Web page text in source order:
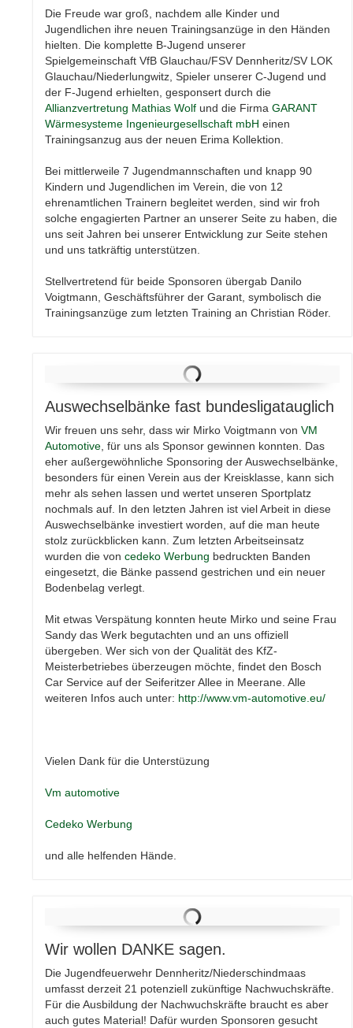
Die Freude war groß, nachdem alle Kinder und
Jugendlichen ihre neuen Trainingsanzüge in den Händen
hielten. Die komplette B-Jugend unserer
Spielgemeinschaft VfB Glauchau/FSV Dennheritz/SV LOK
Glauchau/Niederlungwitz, Spieler unserer C-Jugend und
der F-Jugend erhielten, gesponsert durch die
Allianzvertretung Mathias Wolf und die FirmaGARANT
Wärmesysteme Ingenieurgesellschaft mbH einen
Trainingsanzug aus der neuen Erima Kollektion.
Bei mittlerweile 7 Jugendmannschaften und knapp 90
Kindern und Jugendlichen im Verein, die von 12
ehrenamtlichen Trainern begleitet werden, sind wir froh
solche engagierten Partner an unserer Seite zu haben, die
uns seit Jahren bei unserer Entwicklung zur Seite stehen
und uns tatkräftig unterstützen.
Stellvertretend für beide Sponsoren übergab Danilo
Voigtmann, Geschäftsführer der Garant, symbolisch die
Trainingsanzüge zum letzten Training an Christian Röder.
Auswechselbänke fast bundesligatauglich
Wir freuen uns sehr, dass wir Mirko Voigtmann vonVM
Automotive , für uns als Sponsor gewinnen konnten. Das
eher außergewöhnliche Sponsoring der Auswechselbänke,
besonders für einen Verein aus der Kreisklasse, kann sich
mehr als sehen lassen und wertet unseren Sportplatz
nochmals auf. In den letzten Jahren ist viel Arbeit in diese
Auswechselbänke investiert worden, auf die man heute
stolz zurückblicken kann. Zum letzten Arbeitseinsatz
wurden die voncedeko Werbung bedruckten Banden
eingesetzt, die Bänke passend gestrichen und ein neuer
Bodenbelag verlegt.
Mit etwas Verspätung konnten heute Mirko und seine Frau
Sandy das Werk begutachten und an uns offiziell
übergeben. Wer sich von der Qualität des KfZ-
Meisterbetriebes überzeugen möchte, findet den Bosch
Car Service auf der Seiferitzer Allee in Meerane. Alle
weiteren Infos auch unter: http://www.vm-automotive.eu/
Vielen Dank für die Unterstüzung
Vm automotive
Cedeko Werbung
und alle helfenden Hände.
Wir wollen DANKE sagen.
Die Jugendfeuerwehr Dennheritz/Niederschindmaas
umfasst derzeit 21 potenziell zukünftige Nachwuchskräfte.
Für die Ausbildung der Nachwuchskräfte braucht es aber
auch gutes Material! Dafür wurden Sponsoren gesucht